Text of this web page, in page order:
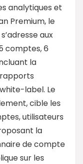
analytiques et
Premium, le
aux
comptes, 6
la
label. Le
cible les
utilisateurs
la
de compte
sur les